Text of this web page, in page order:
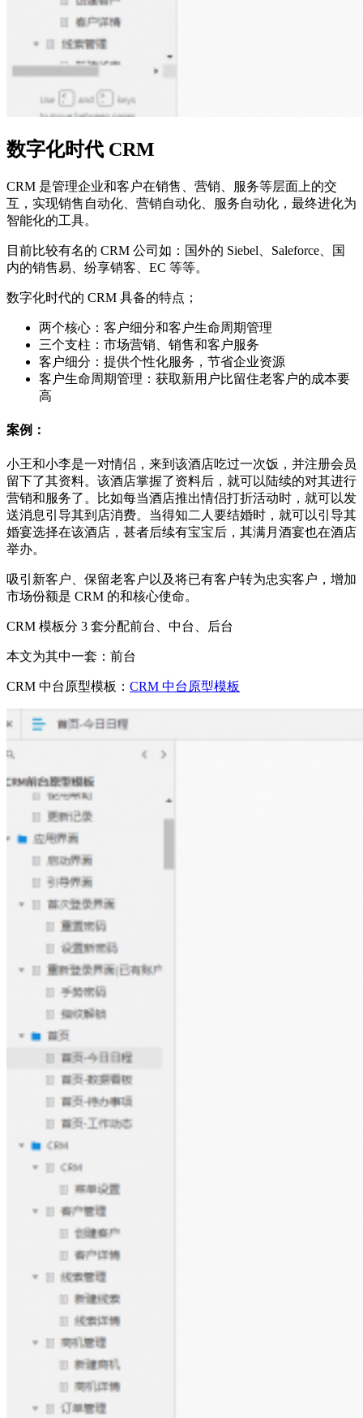
数字化时代 CRM
CRM 是管理企业和客户在销售、营销、服务等层面上的交
互，实现销售自动化、营销自动化、服务自动化，最终进化为
智能化的工具。
目前比较有名的 CRM 公司如：国外的 Siebel、Saleforce、国
内的销售易、纷享销客、EC 等等。
数字化时代的 CRM 具备的特点；
两个核心：客户细分和客户生命周期管理
三个支柱：市场营销、销售和客户服务
客户细分：提供个性化服务，节省企业资源
客户生命周期管理：获取新用户比留住老客户的成本要
高
案例：
小王和小李是一对情侣，来到该酒店吃过一次饭，并注册会员
留下了其资料。该酒店掌握了资料后，就可以陆续的对其进行
营销和服务了。比如每当酒店推出情侣打折活动时，就可以发
送消息引导其到店消费。当得知二人要结婚时，就可以引导其
婚宴选择在该酒店，甚者后续有宝宝后，其满月酒宴也在酒店
举办。
吸引新客户、保留老客户以及将已有客户转为忠实客户，增加
市场份额是 CRM 的和核心使命。
CRM 模板分 3 套分配前台、中台、后台
本文为其中一套：前台
CRM 中台原型模板： CRM 中台原型模板